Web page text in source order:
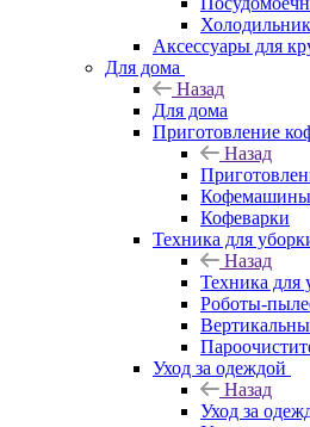
Аксессуары для
Для дома
Назад
Для дома
Приготовление
Назад
Кофемашины
Кофеварки
Техника для
Назад
Техника для
Роботы-
Уход за одеждой
Назад
Уход за